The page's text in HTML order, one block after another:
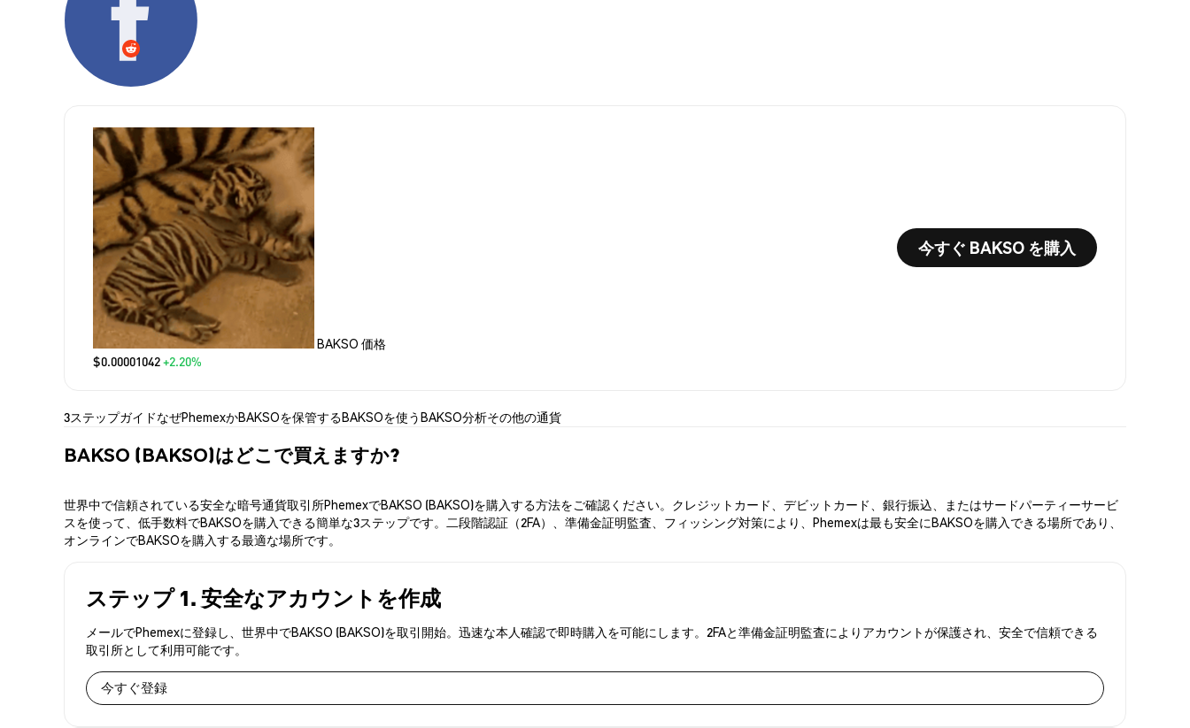
BAKSO 価格
$0.00001042+2.20%
今すぐ BAKSO を購入
3ステップガイドなぜPhemexかBAKSOを保管するBAKSOを使うBAKSO分析その他の通貨
BAKSO (BAKSO)はどこで買えますか?
世界中で信頼されている安全な暗号通貨取引所PhemexでBAKSO (BAKSO)を購入する方法をご確認ください。クレジットカード、デビットカード、銀行振込、またはサードパーティーサービ
スを使って、低手数料でBAKSOを購入できる簡単な3ステップです。二段階認証（2FA）、準備金証明監査、フィッシング対策により、Phemexは最も安全にBAKSOを購入できる場所であり、
オンラインでBAKSOを購入する最適な場所です。
ステップ 1. 安全なアカウントを作成
メールでPhemexに登録し、世界中でBAKSO (BAKSO)を取引開始。迅速な本人確認で即時購入を可能にします。2FAと準備金証明監査によりアカウントが保護され、安全で信頼できる
取引所として利用可能です。
今すぐ登録